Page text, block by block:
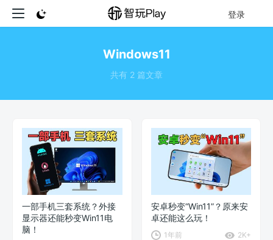
登录
Windows11
共有 2 篇文章
一部手机三套系统？外接
显示器还能秒变Win11电
脑！
安卓秒变“Win11”？原来安
卓还能这么玩！
1年前 2K+